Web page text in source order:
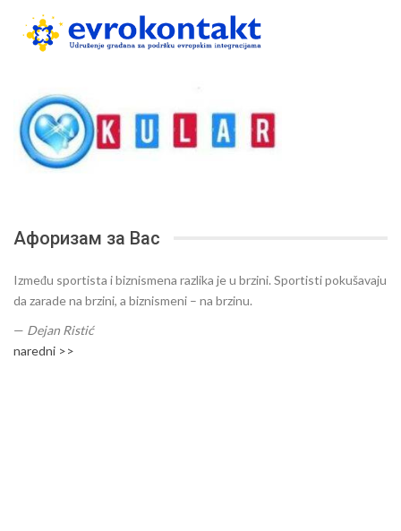
Афоризам за Вас
Između sportista i biznismena razlika je u brzini. Sportisti pokušavaju
da zarade na brzini, a biznismeni – na brzinu.
— Dejan Ristić
naredni >>